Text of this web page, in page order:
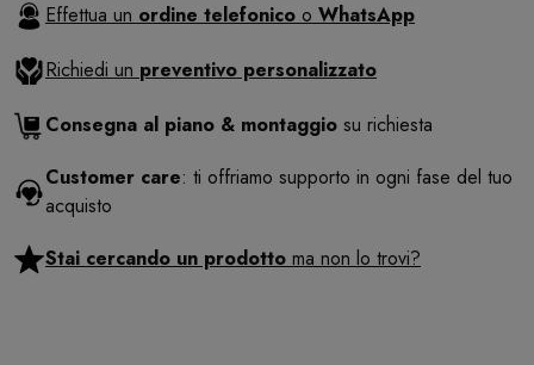
Effettua un ordine telefonico o WhatsApp
Richiedi un preventivo personalizzato
Consegna al piano & montaggio su richiesta
Customer care: ti offriamo supporto in ogni fase del tuo
acquisto
Stai cercando un prodotto ma non lo trovi?